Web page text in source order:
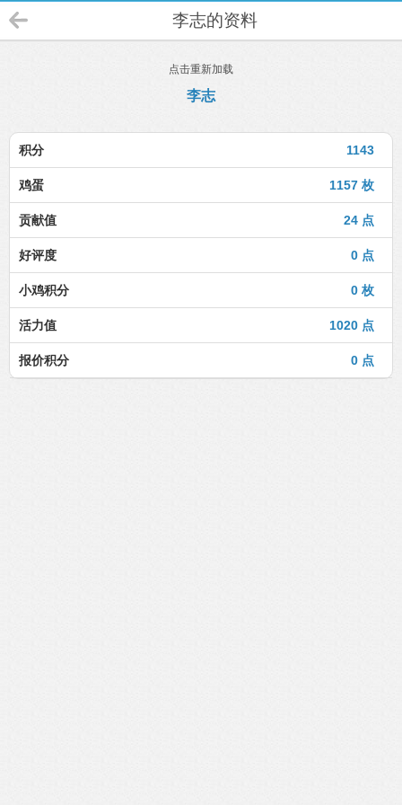
李志的资料
点击重新加载
李志
1143
积分
1157 枚
鸡蛋
24 点
贡献值
0 点
好评度
0 枚
小鸡积分
1020 点
活力值
0 点
报价积分